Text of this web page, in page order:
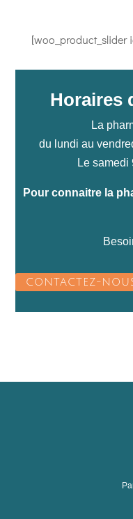
[woo_product_slider
Horaires
La
du lundi au
Le samedi
Pour connaitre la
CONTACTEZ-